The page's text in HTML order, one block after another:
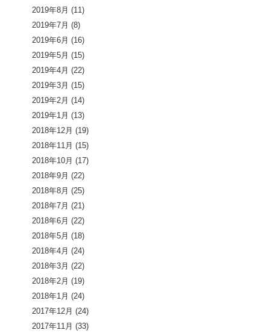
2019年8月 (11)
2019年7月 (8)
2019年6月 (16)
2019年5月 (15)
2019年4月 (22)
2019年3月 (15)
2019年2月 (14)
2019年1月 (13)
2018年12月 (19)
2018年11月 (15)
2018年10月 (17)
2018年9月 (22)
2018年8月 (25)
2018年7月 (21)
2018年6月 (22)
2018年5月 (18)
2018年4月 (24)
2018年3月 (22)
2018年2月 (19)
2018年1月 (24)
2017年12月 (24)
2017年11月 (33)